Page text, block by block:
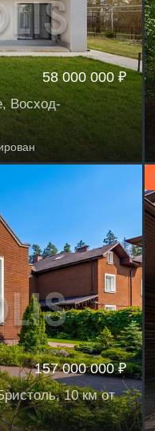
58 000 000 ₽
Восход-
157 000 000 ₽
10 км от